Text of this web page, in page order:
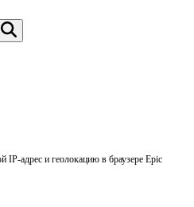
IP-адрес и геолокацию в браузере Epic